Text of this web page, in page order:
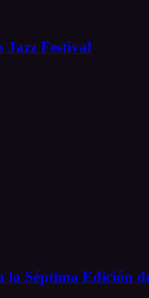
Jazz Festival
la Séptima Edición